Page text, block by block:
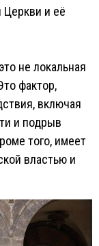
Церкви и её
не локальная
фактор,
включая
и подрыв
того, имеет
властью и